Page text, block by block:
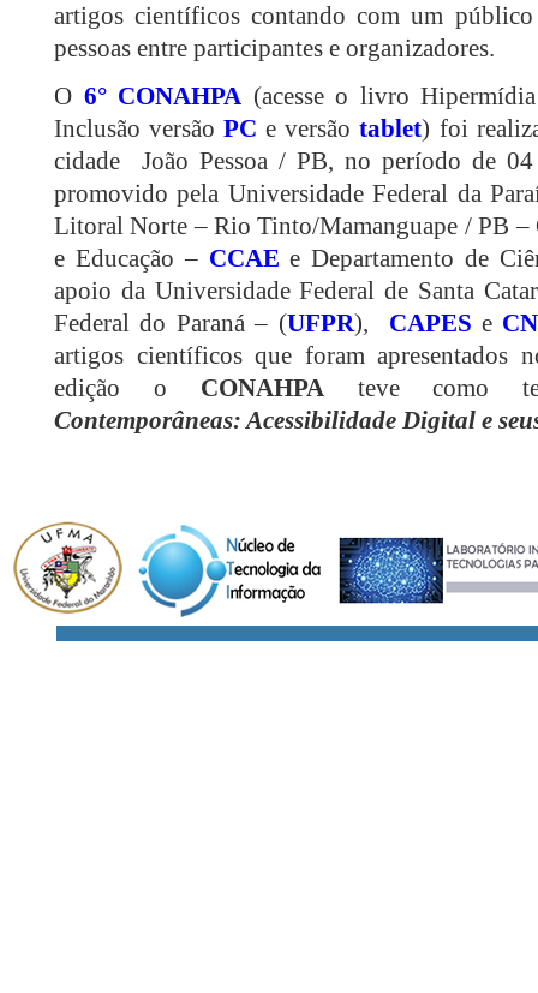
artigos científicos contando com um
pessoas entre participantes e organizadores.
O 6° CONAHPA (acesse o livro
Inclusão versãoPC e versãotablet) foi
cidade João Pessoa / PB, no período de
promovido pela Universidade Federal da
Litoral Norte – Rio Tinto/Mamanguape / PB –
e Educação – CCAE e Departamento de
apoio da Universidade Federal de Santa
Federal do Paraná – (UFPR), CAPES e
artigos científicos que foram apresentados
edição o CONAHPAteve como
Contemporâneas: Acessibilidade Digital e